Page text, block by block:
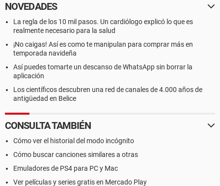
NOVEDADES
La regla de los 10 mil pasos. Un cardiólogo explicó lo que es
realmente necesario para la salud
¡No caigas! Así es como te manipulan para comprar más en
temporada navideña
Así puedes tomarte un descanso de WhatsApp sin borrar la
aplicación
Los científicos descubren una red de canales de 4.000 años de
antigüedad en Belice
CONSULTA TAMBIÉN
Cómo ver el historial del modo incógnito
Cómo buscar canciones similares a otras
Emuladores de PS4 para PC y Mac
Ver películas y series gratis en Mercado Play